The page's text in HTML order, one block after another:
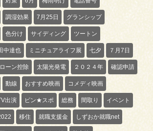
調湿効果 7月25日 グランシップ
色分け サイディング ツートン
中達也 ミニチュアライフ展 七夕 ７月7日
ーン控除 太陽光発電 ２０２４年 確認申請
動線 おすすめ映画 コメディ映画
出演 ピン★スポ 総務 間取り イベント
移住 就職支援金 しずおか就職net